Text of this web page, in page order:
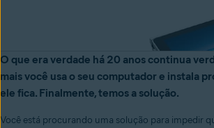
O que era verdade há 20 anos continua
mais você usa o seu computador e instala
ele fica. Finalmente, temos a solução.
Você está procurando uma solução para impedir